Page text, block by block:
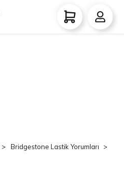
Bridgestone Lastik Yorumları